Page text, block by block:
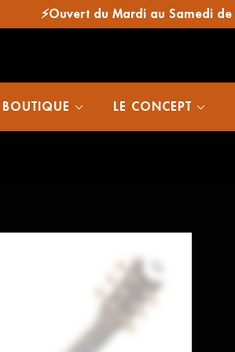
⚡Ouvert du Mardi au Samedi de
LE CONCEPT